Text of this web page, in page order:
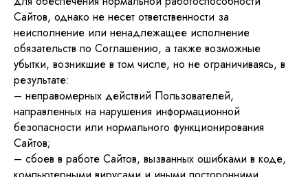
Сайтов, однако не несет ответственности за
неисполнение или ненадлежащее исполнение
обязательств по Соглашению, а также возможные
убытки, возникшие в том числе, но не ограничиваясь, в
результате:
– неправомерных действий Пользователей,
направленных на нарушения информационной
безопасности или нормального функционирования
Сайтов;
– сбоев в работе Сайтов, вызванных ошибками в коде,